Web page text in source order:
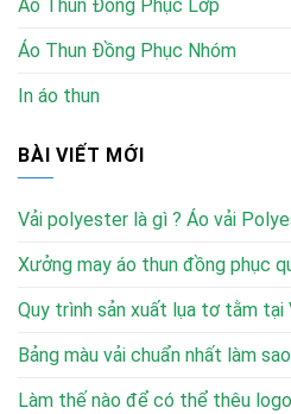
Áo Thun Đồng Phục Lớp
Áo Thun Đồng Phục Nhóm
In áo thun
BÀI VIẾT MỚI
Vải polyester là gì ? Áo vải
Xưởng may áo thun đồng phục
Quy trình sản xuất lụa tơ tằm tại
Bảng màu vải chuẩn nhất làm
Làm thế nào để có thể thêu